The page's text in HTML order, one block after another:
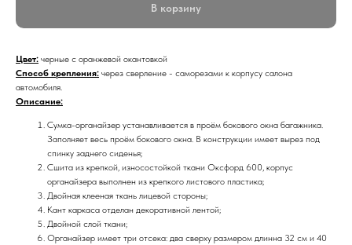
В корзину
Цвет: черные с оранжевой окантовкой
Способ крепления: через сверление - саморезами к корпусу салона
автомобиля.
Описание:
Сумка-органайзер устанавливается в проём бокового окна багажника.
Заполняет весь проём бокового окна. В конструкции имеет вырез под
спинку заднего сиденья;
Сшита из крепкой, износостойкой ткани Оксфорд 600, корпус
органайзера выполнен из крепкого листового пластика;
Двойная клееная ткань лицевой стороны;
Кант каркаса отделан декоративной лентой;
Двойной слой ткани;
Органайзер имеет три отсека: два сверху размером длинна 32 см и 40